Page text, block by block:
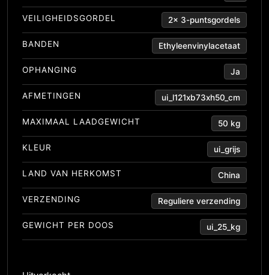
VEILIGHEIDSGORDEL 2x 3-puntsgordels
BANDEN Ethyleenvinylacetaat
OPHANGING Ja
AFMETINGEN ui_l121xb73xh50_cm
MAXIMAAL LAADGEWICHT 50 kg
KLEUR ui_grijs
LAND VAN HERKOMST China
VERZENDING Reguliere verzending
GEWICHT PER DOOS ui_25_kg